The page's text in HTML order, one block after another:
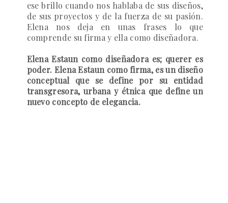
ese brillo cuando nos hablaba de sus diseños,
de sus proyectos y de la fuerza de su pasión.
Elena nos deja en unas frases lo que
comprende su firma y ella como diseñadora.
Elena Estaun como diseñadora es; querer es
poder. Elena Estaun como firma, es un diseño
conceptual que se define por su entidad
transgresora, urbana y étnica que define un
nuevo concepto de elegancia.